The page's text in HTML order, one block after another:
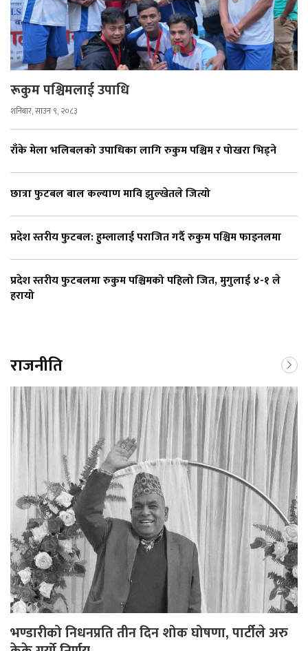
रूकुम पश्चिमलाई उपाधि
शनिबार, साउन ९, २०८३
राँके मेला भलिबलको उपाधिका लागि रुकुम पश्चिम र पोखरा भिड्ने
छात्रा फुटबल बाल कल्याण मावि झुल्खेतले जित्यो
प्रदेश स्तरीय फुटबल: हुम्लालाई पराजित गर्दै रुकुम पश्चिम फाइनलमा
प्रदेश स्तरीय फुटबलमा रुकुम पश्चिमको पहिलो जित, मुगुलाई ४-१ ले
हरायो
राजनीति
भण्डारीको निधनप्रति तीन दिन शोक घोषणा, पार्टीले अरु